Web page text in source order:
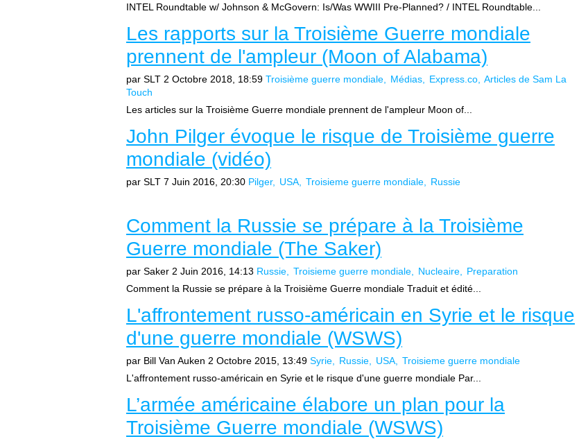
INTEL Roundtable w/ Johnson & McGovern: Is/Was WWIII Pre-Planned? / INTEL Roundtable...
Les rapports sur la Troisième Guerre mondiale
prennent de l'ampleur (Moon of Alabama)
par SLT 2 Octobre 2018, 18:59 Troisième guerre mondiale Médias Express.co Articles de Sam La
Touch
Les articles sur la Troisième Guerre mondiale prennent de l'ampleur Moon of...
John Pilger évoque le risque de Troisième guerre
mondiale (vidéo)
par SLT 7 Juin 2016, 20:30 Pilger USA Troisieme guerre mondiale Russie
Comment la Russie se prépare à la Troisième
Guerre mondiale (The Saker)
par Saker 2 Juin 2016, 14:13 Russie Troisieme guerre mondiale Nucleaire
Preparation
Comment la Russie se prépare à la Troisième Guerre mondiale Traduit et édité...
L'affrontement russo-américain en Syrie et le risque
d'une guerre mondiale (WSWS)
par Bill Van Auken 2 Octobre 2015, 13:49 Syrie Russie USA
Troisieme guerre mondiale
L'affrontement russo-américain en Syrie et le risque d'une guerre mondiale Par...
L’armée américaine élabore un plan pour la
Troisième Guerre mondiale (WSWS)